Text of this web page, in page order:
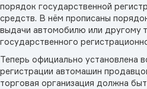
порядок государственной
средств. В нём прописаны
выдачи автомобилю или другому
государственного
Теперь официально установлена
регистрации автомашин
торговая организация должна